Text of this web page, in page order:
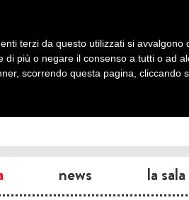
news la sala
terzi da questo utilizzati si
di più o negare il consenso a tutti o ad
scorrendo questa pagina, cliccando